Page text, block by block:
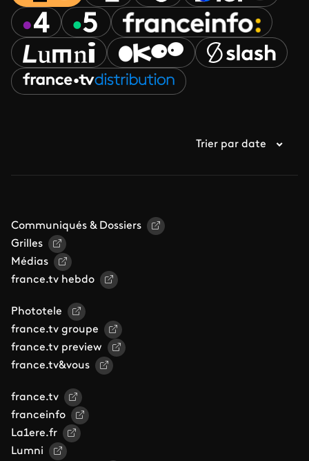
Trier par date
Communiqués & Dossiers
Grilles
Médias
france.tv hebdo
Phototele
france.tv groupe
france.tv preview
france.tv&vous
france.tv
franceinfo
La1ere.fr
Lumni